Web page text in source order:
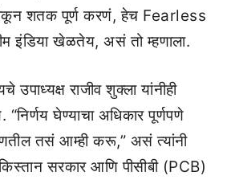
शतक पूर्ण करणं, हेच Fearless
इंडिया खेळतेय, असं तो म्हणाला.
राजीव शुक्ला यांनीही
“निर्णय घेण्याचा अधिकार पूर्णपणे
तसं आम्ही करू,” असं त्यांनी
सरकार आणि पीसीबी (PCB)